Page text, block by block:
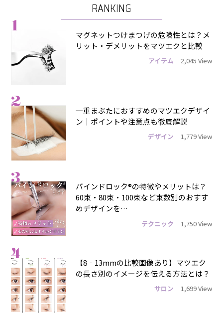
RANKING
1
マグネットつけまつげの危険性とは？メ
リット・デメリットをマツエクと比較
アイテム 2,045 View
2
一重まぶたにおすすめのマツエクデザイ
ン｜ポイントや注意点も徹底解説
デザイン 1,779 View
3
バインドロック®の特徴やメリットは？
60束・80束・100束など束数別のおすす
めデザインを…
テクニック 1,750 View
4
【8‐13mmの比較画像あり】マツエク
の長さ別のイメージを伝える方法とは？
サロン 1,699 View